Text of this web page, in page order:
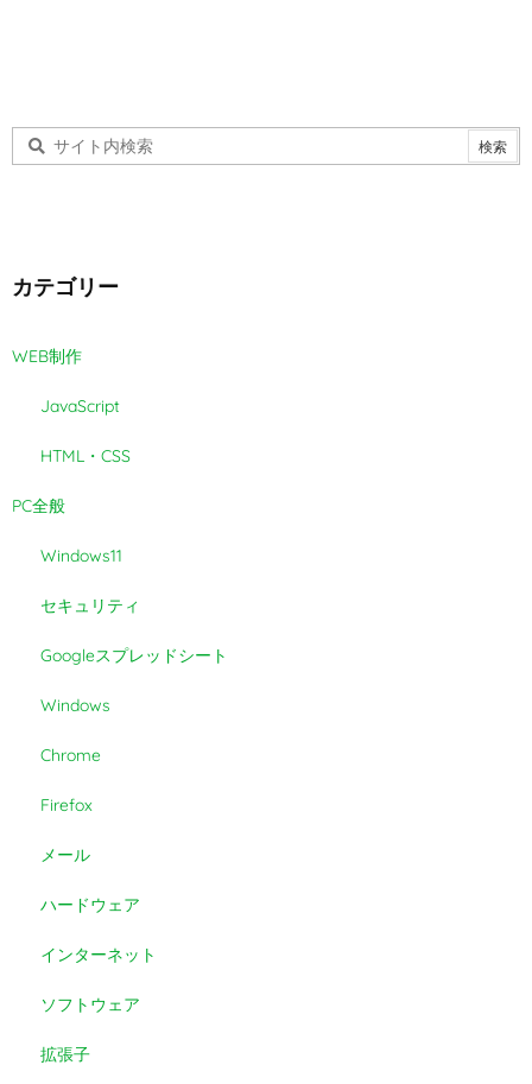
カテゴリー
WEB制作
JavaScript
HTML・CSS
PC全般
Windows11
セキュリティ
Googleスプレッドシート
Windows
Chrome
Firefox
メール
ハードウェア
インターネット
ソフトウェア
拡張子